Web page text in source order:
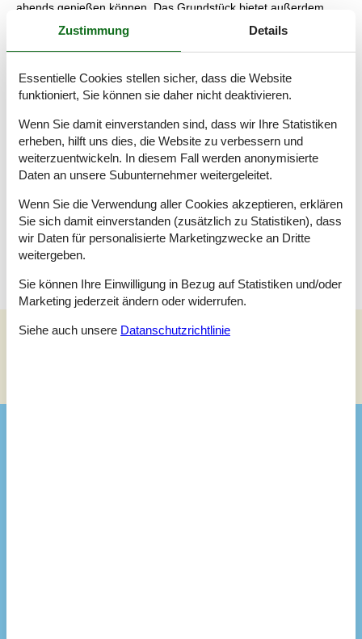
abends genießen können. Das Grundstück bietet außerdem
einen privaten Beachvolleyballplatz – ideal für
Familienvergnügen und freundschaftliche Turniere.
Das Haus liegt in Houvig, einer ruhigen Gegend nördlich von
Søndervig. Hier finden Sie Ruhe und Natur, aber dennoch sind
weit entfernt. Die breiten Sandstrände und Dünenlandschaften
machen die Gegend ideal für Spaziergänge, Jogging und
Radtouren.
moderne Einrichtungen und eine Lage in der Nähe des Meeres
und von Urlaubserlebnissen wünschen. Eine naheliegende Wahl
für Familien und Freundesgruppen, die einen Urlaub der
besonderen Art verbringen möchten.
Zustimmung Details
Essentielle Cookies stellen sicher, dass die Website
funktioniert, Sie können sie daher nicht deaktivieren.
Wenn Sie damit einverstanden sind, dass wir Ihre Statistiken
erheben, hilft uns dies, die Website zu verbessern und
weiterzuentwickeln. In diesem Fall werden anonymisierte
Daten an unsere Subunternehmer weitergeleitet.
Wenn Sie die Verwendung aller Cookies akzeptieren, erklären
Sie sich damit einverstanden (zusätzlich zu Statistiken), dass
wir Daten für personalisierte Marketingzwecke an Dritte
weitergeben.
Sie können Ihre Einwilligung in Bezug auf Statistiken und/oder
Marketing jederzeit ändern oder widerrufen.
Siehe auch unsere Datanschutzrichtlinie